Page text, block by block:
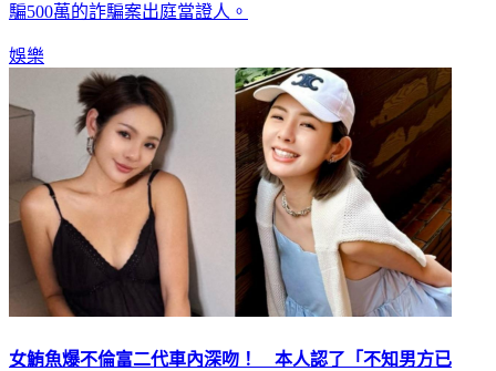
騙500萬的詐騙案出庭當證人。
娛樂
女鮪魚爆不倫富二代車內深吻！ 本人認了「不知男方已